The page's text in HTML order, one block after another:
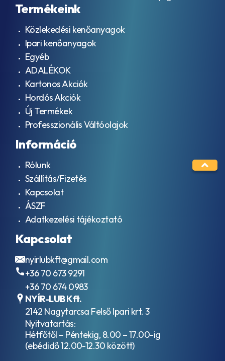
Termékeink
Közlekedési kenőanyagok
Ipari kenőanyagok
Egyéb
ADALÉKOK
Kartonos Akciók
Hordós Akciók
Új Termékek
Professzionális Váltóolajok
Információ
Rólunk
Szállítás/Fizetés
Kapcsolat
ÁSZF
Adatkezelési tájékoztató
Kapcsolat
nyirlubkft@gmail.com
+36 70 673 9291
+36 70 674 0983
NYÍR-LUB Kft.
2142 Nagytarcsa Felső Ipari krt. 3
Nyitvatartás:
Hétfőtől – Péntekig, 8.00 – 17.00-ig
(ebédidő 12.00-12.30 között)